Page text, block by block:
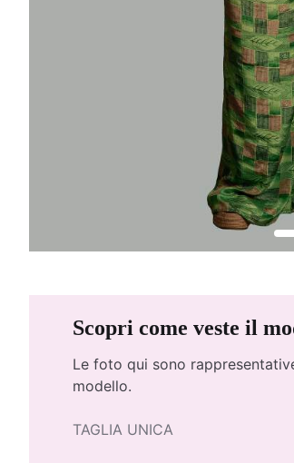
Scopri come veste il
Le foto qui sono
modello.
TAGLIA UNICA